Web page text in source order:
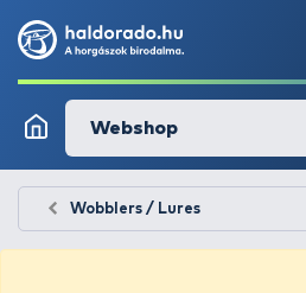
Webshop
Wobblers / Lures